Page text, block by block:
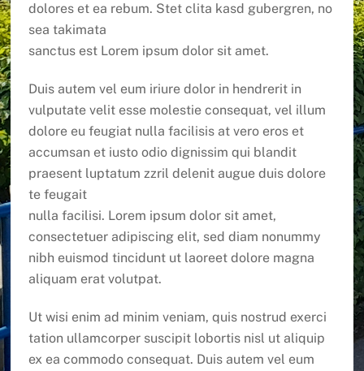
dolores et ea rebum. Stet clita kasd gubergren, no
sea takimata
sanctus est Lorem ipsum dolor sit amet.
Duis autem vel eum iriure dolor in hendrerit in
vulputate velit esse molestie consequat, vel illum
dolore eu feugiat nulla facilisis at vero eros et
accumsan et iusto odio dignissim qui blandit
praesent luptatum zzril delenit augue duis dolore
te feugait
nulla facilisi. Lorem ipsum dolor sit amet,
consectetuer adipiscing elit, sed diam nonummy
nibh euismod tincidunt ut laoreet dolore magna
aliquam erat volutpat.
Ut wisi enim ad minim veniam, quis nostrud exerci
tation ullamcorper suscipit lobortis nisl ut aliquip
ex ea commodo consequat. Duis autem vel eum